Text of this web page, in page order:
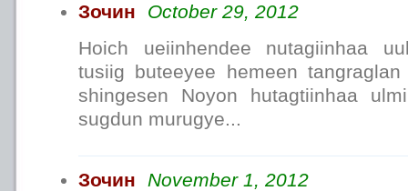
Зочин
October 29, 2012
Hoich ueiinhendee nutagiinhaa
tusiig buteeyee hemeen
shingesen Noyon hutagtiinhaa
sugdun murugye...
Зочин
November 1, 2012